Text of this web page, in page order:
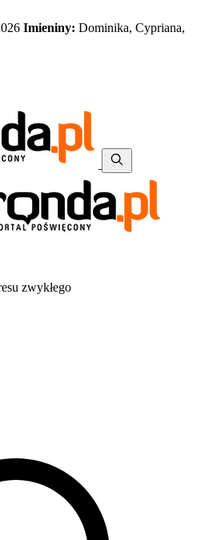
Imieniny: Dominika, Cypriana,
zwykłego